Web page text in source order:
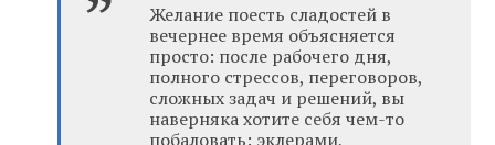
Желание поесть сладостей в
вечернее время объясняется
просто: после рабочего дня,
полного стрессов, переговоров,
сложных задач и решений, вы
наверняка хотите себя чем-то
побаловать: эклерами,